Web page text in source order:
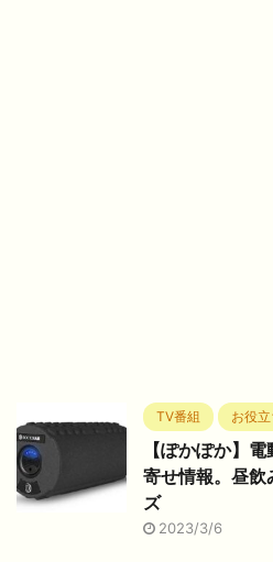
TV番組 お役
【ぽかぽか】
寄せ情報。昼飲
ズ
2023/3/6